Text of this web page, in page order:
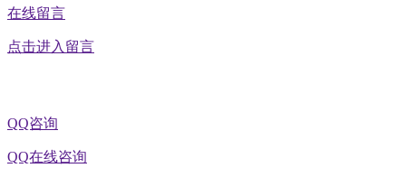
在线留言
点击进入留言
QQ咨询
QQ在线咨询